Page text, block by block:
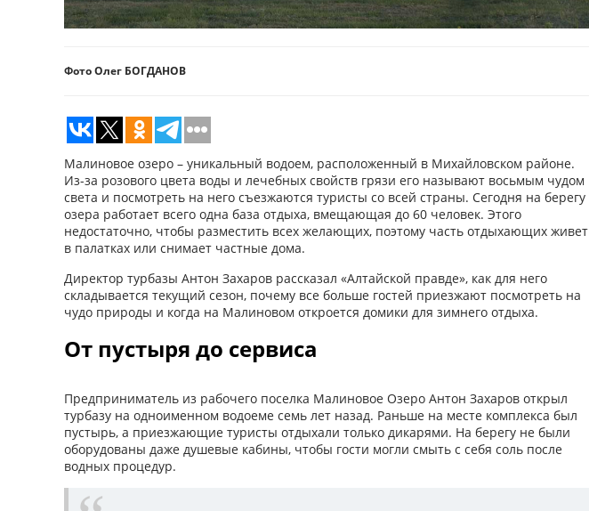
Фото Олег БОГДАНОВ
Малиновое озеро – уникальный водоем, расположенный в Михайловском районе.
Из-за розового цвета воды и лечебных свойств грязи его называют восьмым чудом
света и посмотреть на него съезжаются туристы со всей страны. Сегодня на берегу
озера работает всего одна база отдыха, вмещающая до 60 человек. Этого
недостаточно, чтобы разместить всех желающих, поэтому часть отдыхающих живет
в палатках или снимает частные дома.
Директор турбазы Антон Захаров рассказал «Алтайской правде», как для него
складывается текущий сезон, почему все больше гостей приезжают посмотреть на
чудо природы и когда на Малиновом откроется домики для зимнего отдыха.
От пустыря до сервиса
Предприниматель из рабочего поселка Малиновое Озеро Антон Захаров открыл
турбазу на одноименном водоеме семь лет назад. Раньше на месте комплекса был
пустырь, а приезжающие туристы отдыхали только дикарями. На берегу не были
оборудованы даже душевые кабины, чтобы гости могли смыть с себя соль после
водных процедур.